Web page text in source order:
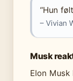
“Hun
– Vivian
Musk
Elon